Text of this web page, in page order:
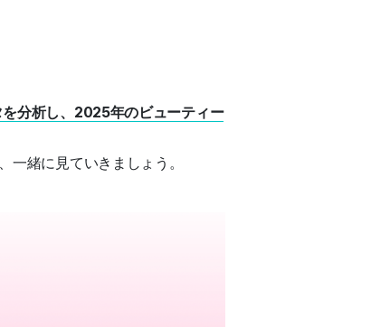
分析し、2025年のビューティー
緒に見ていきましょう。